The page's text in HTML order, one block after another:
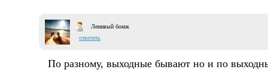
Ленивый бомж
ответить
По разному, выходные бывают но и по